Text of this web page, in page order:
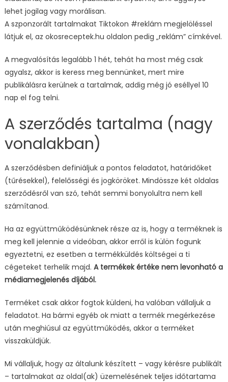
lehet jogilag vagy morálisan.
A szponzorált tartalmakat Tiktokon #reklám megjelöléssel
látjuk el, az okosreceptek.hu oldalon pedig „reklám” címkével.
A megvalósítás legalább 1 hét, tehát ha most még csak
agyalsz, akkor is keress meg bennünket, mert mire
publikálásra kerülnek a tartalmak, addig még jó eséllyel 10
nap el fog telni.
A szerződés tartalma (nagy
vonalakban)
A szerződésben definiáljuk a pontos feladatot, határidőket
(tűrésekkel), felelősségi és jogköröket. Mindössze két oldalas
szerződésről van szó, tehát semmi bonyolultra nem kell
számítanod.
Ha az együttműködésünknek része az is, hogy a terméknek is
meg kell jelennie a videóban, akkor erről is külön fogunk
egyeztetni, ez esetben a termékküldés költségei a ti
cégeteket terhelik majd. A termékek értéke nem levonható a
médiamegjelenés díjából.
Terméket csak akkor fogtok küldeni, ha valóban vállaljuk a
feladatot. Ha bármi egyéb ok miatt a termék megérkezése
után meghiúsul az együttműködés, akkor a terméket
visszaküldjük.
Mi vállaljuk, hogy az általunk készített – vagy kérésre publikált
– tartalmakat az oldal(ak) üzemelésének teljes időtartama